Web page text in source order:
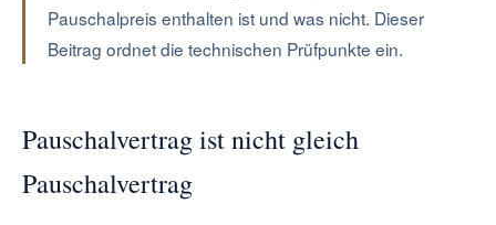
Pauschalpreis enthalten ist und was nicht. Dieser
Beitrag ordnet die technischen Prüfpunkte ein.
Pauschalvertrag ist nicht gleich
Pauschalvertrag